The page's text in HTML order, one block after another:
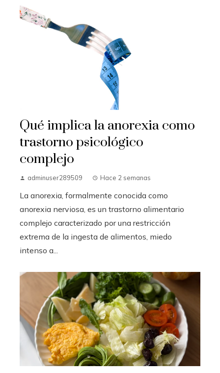
Qué implica la anorexia como
trastorno psicológico
complejo
adminuser289509 Hace 2 semanas
La anorexia, formalmente conocida como
anorexia nerviosa, es un trastorno alimentario
complejo caracterizado por una restricción
extrema de la ingesta de alimentos, miedo
intenso a...